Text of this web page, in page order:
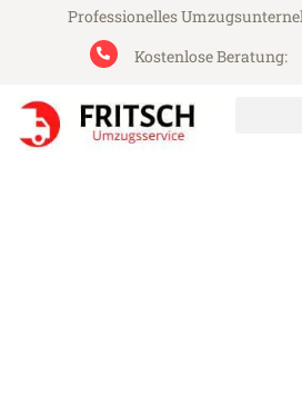
Professionelles
Kostenlose Beratung: